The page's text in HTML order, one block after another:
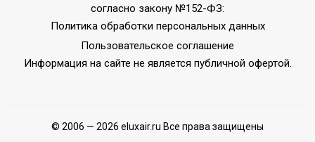
согласно закону №152-ФЗ:
Политика обработки персональных данных
Пользовательское соглашение
Информация на сайте не является публичной офертой.
© 2006 — 2026 eluxair.ru Все права защищены